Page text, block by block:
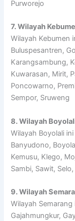
Purworejo
7. Wilayah
Wilayah Kebumen
Buluspesantren,
Karangsambung,
Kuwarasan, Mirit,
Poncowarno,
Sempor, Sruweng
8. Wilayah
Wilayah Boyolali
Banyudono,
Kemusu, Klego,
Sambi, Sawit,
9. Wilayah
Wilayah
Gajahmungkur,